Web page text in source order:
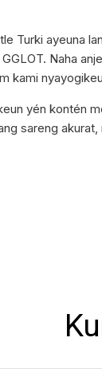
Turki ayeuna
Naha
kami
yén kontén
sareng